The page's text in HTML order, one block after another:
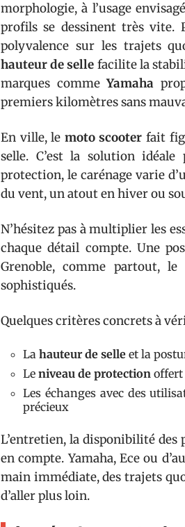
morphologie, à l’usage
profils se dessinent très
polyvalence sur les trajets
hauteur de selle facilite la
marques commeYamaha
premiers kilomètres sans
En ville, le moto scooter fait
selle. C’est la solution
protection, le carénage varie
du vent, un atout en hiver ou
N’hésitez pas à multiplier les
chaque détail compte. Une
Grenoble, comme partout,
sophistiqués.
Quelques critères concrets à
La hauteur de selle et la
Le niveau de protection offert
Les échanges avec des
précieux
L’entretien, la disponibilité
en compte. Yamaha, Ece ou
main immédiate, des trajets
d’aller plus loin.